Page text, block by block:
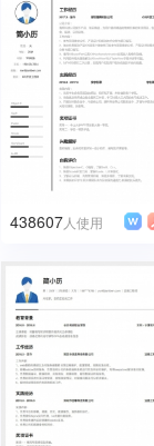
438607人使用